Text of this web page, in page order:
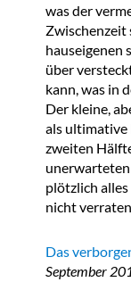
was der
Zwischenzeit
hauseigenen
über
kann, was in
Der kleine,
als ultimative
zweiten
unerwarteten
plötzlich
nicht
Das
September